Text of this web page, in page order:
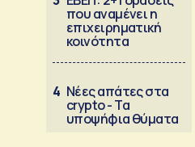
που αναμένει η
επιχειρηματική
κοινότητα
4 Νέες απάτες στα
crypto - Τα
υποψήφια θύματα